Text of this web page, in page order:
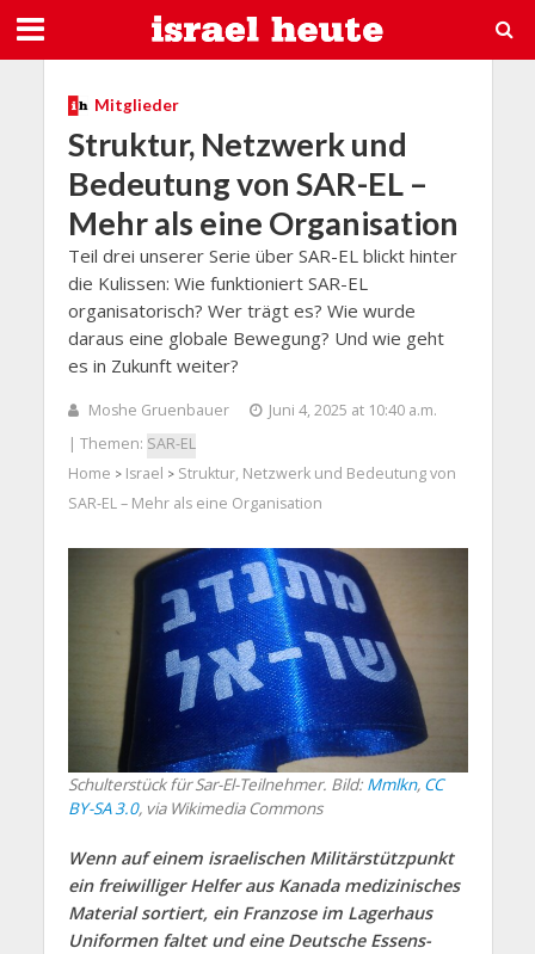
Mitglieder
Struktur, Netzwerk und
Bedeutung von SAR-EL –
Mehr als eine Organisation
Teil drei unserer Serie über SAR-EL blickt hinter
die Kulissen: Wie funktioniert SAR-EL
organisatorisch? Wer trägt es? Wie wurde
daraus eine globale Bewegung? Und wie geht
es in Zukunft weiter?
Moshe Gruenbauer
Juni 4, 2025 at 10:40 a.m.
| Themen: SAR-EL
Home > Israel > Struktur, Netzwerk und Bedeutung von
SAR-EL – Mehr als eine Organisation
Schulterstück für Sar-El-Teilnehmer. Bild: Mmlkn, CC
BY-SA 3.0, via Wikimedia Commons
Wenn auf einem israelischen Militärstützpunkt
ein freiwilliger Helfer aus Kanada medizinisches
Material sortiert, ein Franzose im Lagerhaus
Uniformen faltet und eine Deutsche Essens-